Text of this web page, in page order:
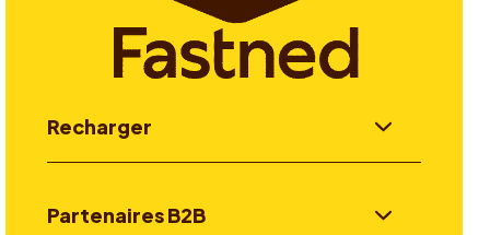
Recharger
Partenaires B2B